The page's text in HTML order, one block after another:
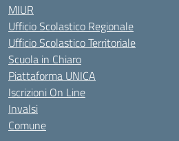
MIUR
Ufficio Scolastico Regionale
Ufficio Scolastico Territoriale
Scuola in Chiaro
Piattaforma UNICA
Iscrizioni On Line
Invalsi
Comune